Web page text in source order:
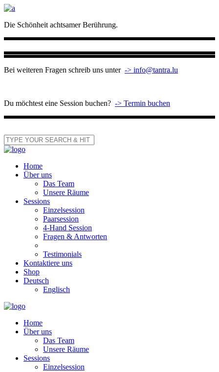
Die Schönheit achtsamer Berührung.
Bei weiteren Fragen schreib uns unter -> info@tantra.lu
Du möchtest eine Session buchen? -> Termin buchen
Home
Über uns
Das Team
Unsere Räume
Sessions
Einzelsession
Paarsession
4-Hand Session
Fragen & Antworten
Testimonials
Kontaktiere uns
Shop
Deutsch
Englisch
Home
Über uns
Das Team
Unsere Räume
Sessions
Einzelsession